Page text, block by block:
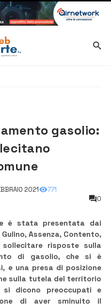
gasolio:
2021
771
0
è stata presentata dai
Assenza, Contento,
risposte sulla
di gasolio, che si è
e una presa di posizione
sulla tutela del territorio
dicono preoccupati e
di aver sminuito il